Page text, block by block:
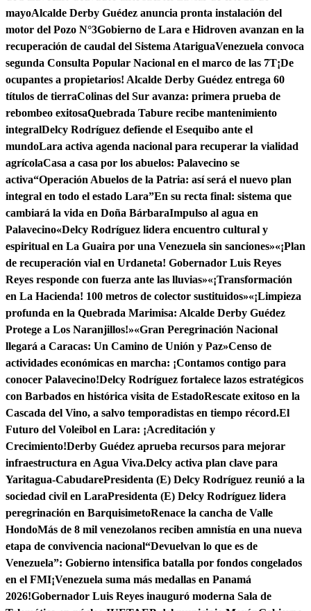
mayoAlcalde Derby Guédez anuncia pronta instalación del
motor del Pozo N°3Gobierno de Lara e Hidroven avanzan en la
recuperación de caudal del Sistema AtariguaVenezuela convoca
segunda Consulta Popular Nacional en el marco de las 7T¡De
ocupantes a propietarios! Alcalde Derby Guédez entrega 60
títulos de tierraColinas del Sur avanza: primera prueba de
rebombeo exitosaQuebrada Tabure recibe mantenimiento
integralDelcy Rodríguez defiende el Esequibo ante el
mundoLara activa agenda nacional para recuperar la vialidad
agrícolaCasa a casa por los abuelos: Palavecino se
activa“Operación Abuelos de la Patria: así será el nuevo plan
integral en todo el estado Lara”En su recta final: sistema que
cambiará la vida en Doña BárbaraImpulso al agua en
Palavecino«Delcy Rodríguez lidera encuentro cultural y
espiritual en La Guaira por una Venezuela sin sanciones»«¡Plan
de recuperación vial en Urdaneta! Gobernador Luis Reyes
Reyes responde con fuerza ante las lluvias»«¡Transformación
en La Hacienda! 100 metros de colector sustituidos»«¡Limpieza
profunda en la Quebrada Marimisa: Alcalde Derby Guédez
Protege a Los Naranjillos!»«Gran Peregrinación Nacional
llegará a Caracas: Un Camino de Unión y Paz»Censo de
actividades económicas en marcha: ¡Contamos contigo para
conocer Palavecino!Delcy Rodríguez fortalece lazos estratégicos
con Barbados en histórica visita de EstadoRescate exitoso en la
Cascada del Vino, a salvo temporadistas en tiempo récord.El
Futuro del Voleibol en Lara: ¡Acreditación y
Crecimiento!Derby Guédez aprueba recursos para mejorar
infraestructura en Agua Viva.Delcy activa plan clave para
Yaritagua-CabudarePresidenta (E) Delcy Rodríguez reunió a la
sociedad civil en LaraPresidenta (E) Delcy Rodríguez lidera
peregrinación en BarquisimetoRenace la cancha de Valle
HondoMás de 8 mil venezolanos reciben amnistía en una nueva
etapa de convivencia nacional“Devuelvan lo que es de
Venezuela”: Gobierno intensifica batalla por fondos congelados
en el FMI¡Venezuela suma más medallas en Panamá
2026!Gobernador Luis Reyes inauguró moderna Sala de